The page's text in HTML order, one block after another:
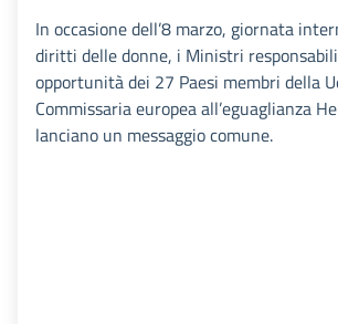
In occasione dell’8 marzo, giornata
diritti delle donne, i Ministri
opportunità dei 27 Paesi membri della
Commissaria europea all’eguaglianza
lanciano un messaggio comune.